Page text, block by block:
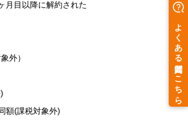
月目以降に解約された
外）
額(課税対象外)